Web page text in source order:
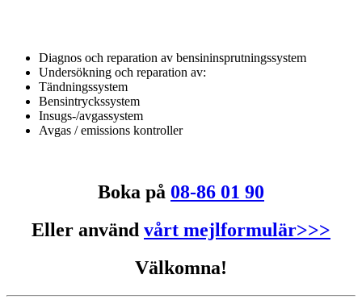
Diagnos och reparation av bensininsprutningssystem
Undersökning och reparation av:
Tändningssystem
Bensintryckssystem
Insugs-/avgassystem
Avgas / emissions kontroller
Boka på 08-86 01 90
Eller använd vårt mejlformulär>>>
Välkomna!